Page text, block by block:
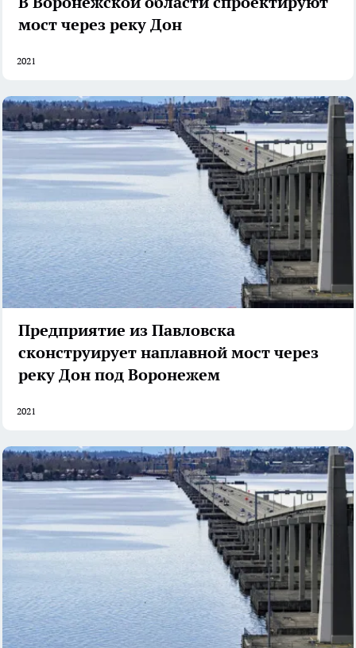
мост через реку Дон
2021
Предприятие из Павловска
сконструирует наплавной мост через
реку Дон под Воронежем
2021